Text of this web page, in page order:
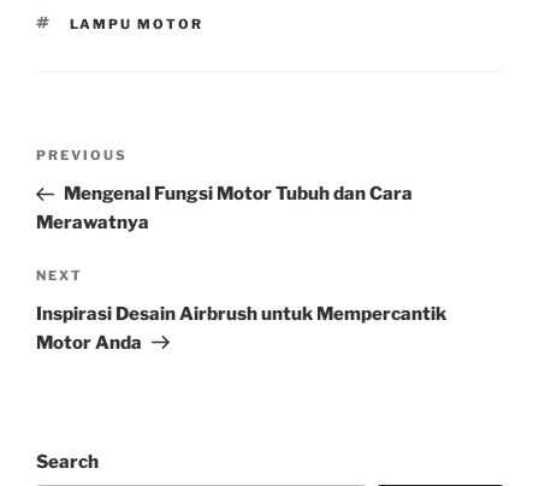
TAGS
LAMPU MOTOR
Previous
Post
PREVIOUS
Mengenal Fungsi Motor Tubuh dan Cara
Merawatnya
Next
Post
NEXT
Inspirasi Desain Airbrush untuk Mempercantik
Motor Anda
Search